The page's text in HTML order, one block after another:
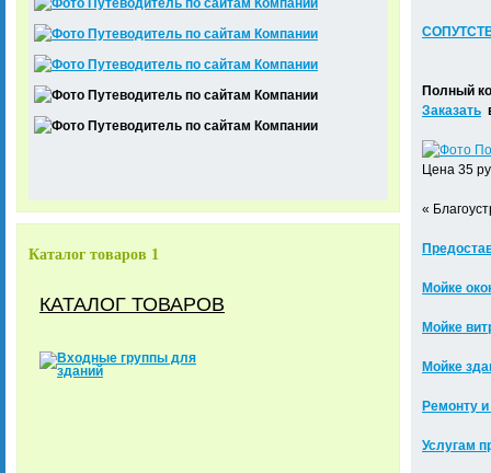
Полный
Заказать
Цена 35
«
Мойке
Мойке
Мойке
Ремонту
Услугам
Каталог товаров 1
КАТАЛОГ ТОВАРОВ